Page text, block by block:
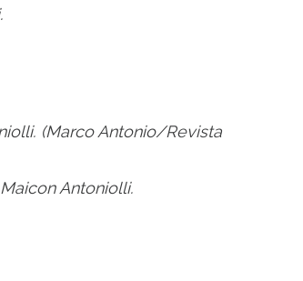
(Marco Antonio/Revista